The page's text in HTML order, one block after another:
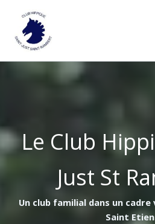
contenu
Le Club
Just St
Un club familial dans un
Saint